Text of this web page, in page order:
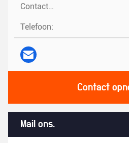
Contactpersonen:
Telefoon:
Contact
Mail ons.